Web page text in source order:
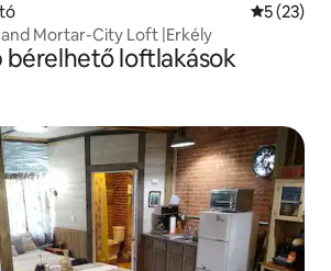
Átlagos
5 (23)
Mortar-City Loft |Erkély
bérelhető loftlakások